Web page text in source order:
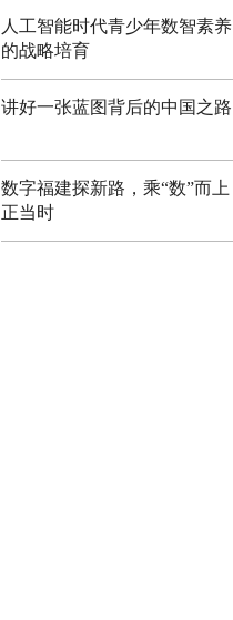
人工智能时代青少年数智素养
的战略培育
讲好一张蓝图背后的中国之路
数字福建探新路，乘“数”而上
正当时